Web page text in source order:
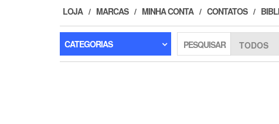
LOJA MARCAS MINHA CONTA CONTATOS
CATEGORIAS PESQUISAR